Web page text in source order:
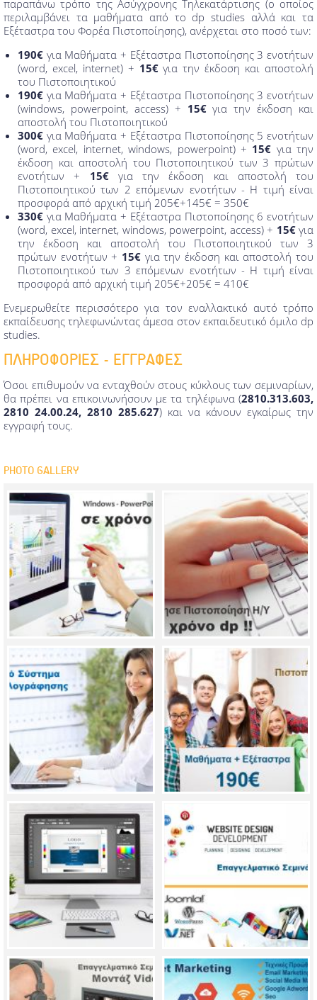
παραπάνω τρόπο της Ασύγχρονης Τηλεκατάρτισης (ο οποίος
περιλαμβάνει τα μαθήματα από το dp studies αλλά και τα
Εξέταστρα του Φορέα Πιστοποίησης), ανέρχεται στο ποσό των:
190€ για Μαθήματα + Εξέταστρα Πιστοποίησης 3 ενοτήτων
(word, excel, internet) + 15€για την έκδοση και αποστολή
του Πιστοποιητικού
190€ για Μαθήματα + Εξέταστρα Πιστοποίησης 3 ενοτήτων
(windows, powerpoint, access) + 15€για την έκδοση και
αποστολή του Πιστοποιητικού
300€ για Μαθήματα + Εξέταστρα Πιστοποίησης 5 ενοτήτων
(word, excel, internet, windows, powerpoint) + 15€ για την
έκδοση και αποστολή του Πιστοποιητικού των 3 πρώτων
ενοτήτων + 15€για την έκδοση και αποστολή του
Πιστοποιητικού των 2 επόμενων ενοτήτων - Η τιμή είναι
προσφορά από αρχική τιμή 205€+145€ = 350€
330€ για Μαθήματα + Εξέταστρα Πιστοποίησης 6 ενοτήτων
(word, excel, internet, windows, powerpoint, access) + 15€για
την έκδοση και αποστολή του Πιστοποιητικού των 3
πρώτων ενοτήτων + 15€ για την έκδοση και αποστολή του
Πιστοποιητικού των 3 επόμενων ενοτήτων - Η τιμή είναι
προσφορά από αρχική τιμή 205€+205€ = 410€
Ενεμερωθείτε περισσότερο για τον εναλλακτικό αυτό τρόπο
εκπαίδευσης τηλεφωνώντας άμεσα στον εκπαιδευτικό όμιλο dp
studies.
ΠΛΗΡΟΦΟΡΙΕΣ - ΕΓΓΡΑΦΕΣ
Όσοι επιθυμούν να ενταχθούν στους κύκλους των σεμιναρίων,
θα πρέπει να επικοινωνήσουν με τα τηλέφωνα (2810.313.603,
2810 24.00.24, 2810 285.627) και να κάνουν εγκαίρως την
εγγραφή τους.
PHOTO GALLERY